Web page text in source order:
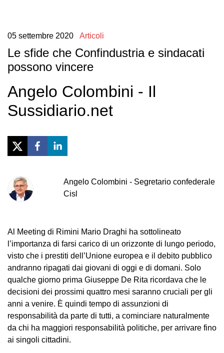
05 settembre 2020 Articoli
Le sfide che Confindustria e sindacati
possono vincere
Angelo Colombini - Il
Sussidiario.net
Angelo Colombini - Segretario confederale
Cisl
Al Meeting di Rimini Mario Draghi ha sottolineato
l’importanza di farsi carico di un orizzonte di lungo periodo,
visto che i prestiti dell’Unione europea e il debito pubblico
andranno ripagati dai giovani di oggi e di domani. Solo
qualche giorno prima Giuseppe De Rita ricordava che le
decisioni dei prossimi quattro mesi saranno cruciali per gli
anni a venire. È quindi tempo di assunzioni di
responsabilità da parte di tutti, a cominciare naturalmente
da chi ha maggiori responsabilità politiche, per arrivare fino
ai singoli cittadini.